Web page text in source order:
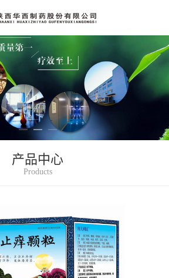
产品中心
Products